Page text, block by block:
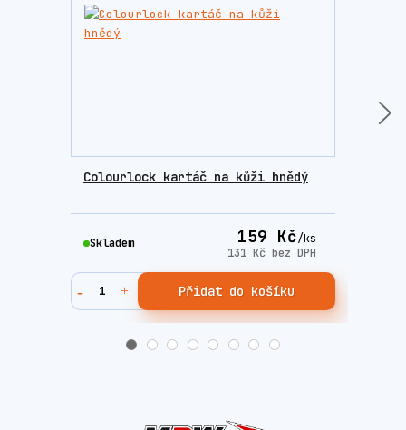
Colourlock kartáč na kůži hnědý
159 Kč/ks
131 Kč bez DPH
Skladem
Přidat do košíku